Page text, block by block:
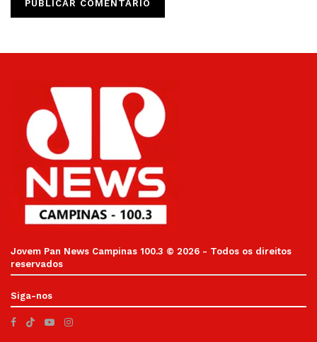
Jovem Pan News Campinas 100.3 © 2026 - Todos os direitos
reservados
Siga-nos